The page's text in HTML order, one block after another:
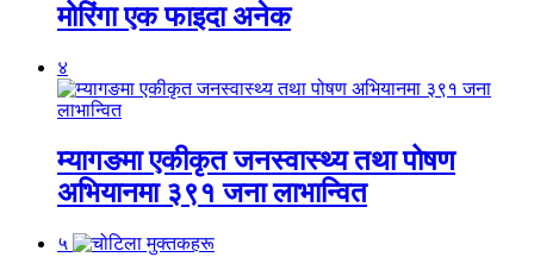
मोरिंगा एक फाइदा अनेक
४
म्यागङमा एकीकृत जनस्वास्थ्य तथा पोषण
अभियानमा ३९१ जना लाभान्वित
५